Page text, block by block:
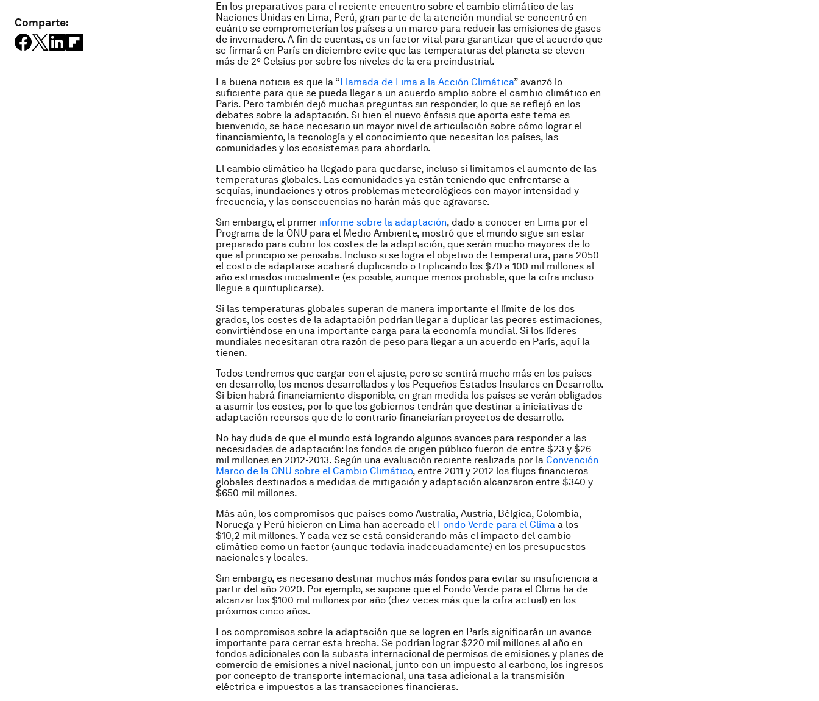
Comparte:
En los preparativos para el reciente encuentro sobre el cambio climático de las
Naciones Unidas en Lima, Perú, gran parte de la atención mundial se concentró en
cuánto se comprometerían los países a un marco para reducir las emisiones de gases
de invernadero. A fin de cuentas, es un factor vital para garantizar que el acuerdo que
se firmará en París en diciembre evite que las temperaturas del planeta se eleven
más de 2º Celsius por sobre los niveles de la era preindustrial.
La buena noticia es que la “Llamada de Lima a la Acción Climática” avanzó lo
suficiente para que se pueda llegar a un acuerdo amplio sobre el cambio climático en
París. Pero también dejó muchas preguntas sin responder, lo que se reflejó en los
debates sobre la adaptación. Si bien el nuevo énfasis que aporta este tema es
bienvenido, se hace necesario un mayor nivel de articulación sobre cómo lograr el
financiamiento, la tecnología y el conocimiento que necesitan los países, las
comunidades y los ecosistemas para abordarlo.
El cambio climático ha llegado para quedarse, incluso si limitamos el aumento de las
temperaturas globales. Las comunidades ya están teniendo que enfrentarse a
sequías, inundaciones y otros problemas meteorológicos con mayor intensidad y
frecuencia, y las consecuencias no harán más que agravarse.
Sin embargo, el primer informe sobre la adaptación, dado a conocer en Lima por el
Programa de la ONU para el Medio Ambiente, mostró que el mundo sigue sin estar
preparado para cubrir los costes de la adaptación, que serán mucho mayores de lo
que al principio se pensaba. Incluso si se logra el objetivo de temperatura, para 2050
el costo de adaptarse acabará duplicando o triplicando los $70 a 100 mil millones al
año estimados inicialmente (es posible, aunque menos probable, que la cifra incluso
llegue a quintuplicarse).
Si las temperaturas globales superan de manera importante el límite de los dos
grados, los costes de la adaptación podrían llegar a duplicar las peores estimaciones,
convirtiéndose en una importante carga para la economía mundial. Si los líderes
mundiales necesitaran otra razón de peso para llegar a un acuerdo en París, aquí la
tienen.
Todos tendremos que cargar con el ajuste, pero se sentirá mucho más en los países
en desarrollo, los menos desarrollados y los Pequeños Estados Insulares en Desarrollo.
Si bien habrá financiamiento disponible, en gran medida los países se verán obligados
a asumir los costes, por lo que los gobiernos tendrán que destinar a iniciativas de
adaptación recursos que de lo contrario financiarían proyectos de desarrollo.
No hay duda de que el mundo está logrando algunos avances para responder a las
necesidades de adaptación: los fondos de origen público fueron de entre $23 y $26
mil millones en 2012-2013. Según una evaluación reciente realizada por la Convención
Marco de la ONU sobre el Cambio Climático, entre 2011 y 2012 los flujos financieros
globales destinados a medidas de mitigación y adaptación alcanzaron entre $340 y
$650 mil millones.
Más aún, los compromisos que países como Australia, Austria, Bélgica, Colombia,
Noruega y Perú hicieron en Lima han acercado el Fondo Verde para el Clima a los
$10,2 mil millones. Y cada vez se está considerando más el impacto del cambio
climático como un factor (aunque todavía inadecuadamente) en los presupuestos
nacionales y locales.
Sin embargo, es necesario destinar muchos más fondos para evitar su insuficiencia a
partir del año 2020. Por ejemplo, se supone que el Fondo Verde para el Clima ha de
alcanzar los $100 mil millones por año (diez veces más que la cifra actual) en los
próximos cinco años.
Los compromisos sobre la adaptación que se logren en París significarán un avance
importante para cerrar esta brecha. Se podrían lograr $220 mil millones al año en
fondos adicionales con la subasta internacional de permisos de emisiones y planes de
comercio de emisiones a nivel nacional, junto con un impuesto al carbono, los ingresos
por concepto de transporte internacional, una tasa adicional a la transmisión
eléctrica e impuestos a las transacciones financieras.